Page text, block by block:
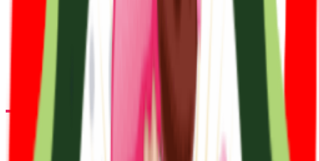
נוי השדה
תוצרת חקלאית טרייה במשלוח מהיר ומפנק!
לקופון ←